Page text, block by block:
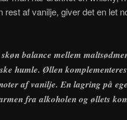
af vanilje, giver det en let
balance mellem
humle. Øllen
af vanilje. En lagring på
fra alkoholen og øllets